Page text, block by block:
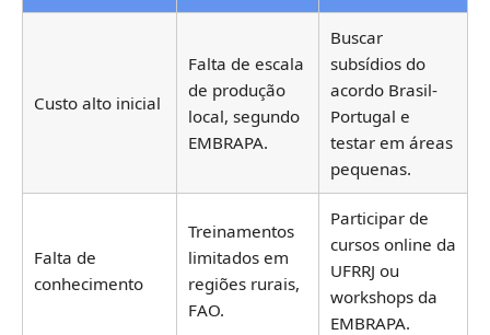
Custo alto inicial
Falta de escala
de produção
local, segundo
EMBRAPA.
Buscar
subsídios do
acordo Brasil-
Portugal e
testar em áreas
pequenas.
Falta de
conhecimento
Treinamentos
limitados em
regiões rurais,
FAO.
Participar de
cursos online da
UFRRJ ou
workshops da
EMBRAPA.